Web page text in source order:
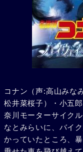
コナン（声:高山みな
松井菜桜子）・小五
奈川モーターサイク
なとみらいに、バイ
かっていたところ、